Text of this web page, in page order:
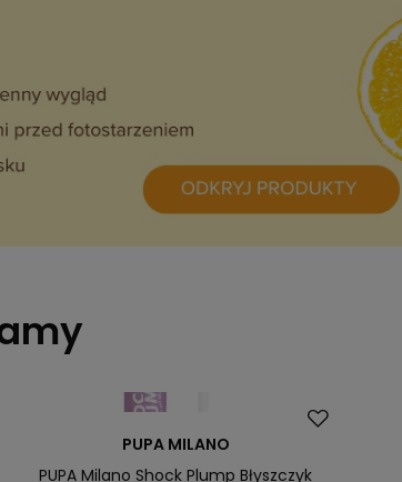
PUPA MILANO
PUPA Milano Shock Plump Błyszczyk